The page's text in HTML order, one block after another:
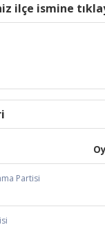
ilçe ismine
Partisi